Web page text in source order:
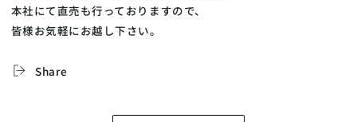
本社にて直売も行っておりますので、
皆様お気軽にお越し下さい。
Share